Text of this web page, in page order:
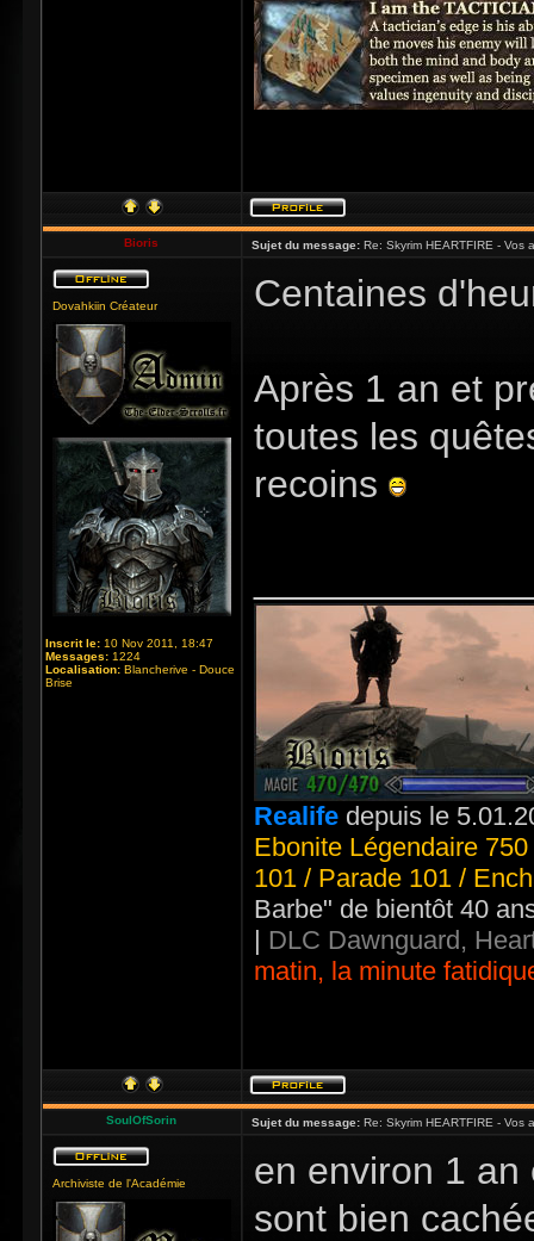
Bioris Sujet du message: Re: Skyrim HEARTFIRE - Vos
Dovahkiin Créateur
Inscrit le: 10 Nov 2011, 18:47
Messages: 1224
Localisation: Blancherive - Douce
Brise
Centaines
Après 1 an et
toutes les
recoins
Realife depuis le
Ebonite Légendaire
101 / Parade 101 /
Barbe" de bientôt 40
| DLC Dawnguard,
matin, la minute
SoulOfSorin Sujet du message: Re: Skyrim HEARTFIRE - Vos
Archiviste de l'Académie
en environ 1
sont bien